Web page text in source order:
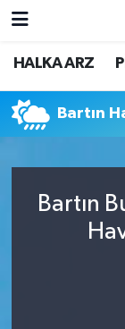
HALKA ARZ
Bartın
Bartın
EMLAK
ENERJİ
HALKA
Nöbetçi
Hava
Süper Lig
Son